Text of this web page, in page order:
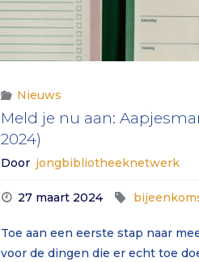
inclusie:
workshop
op
4
Nieuws
Meld je nu aan:
2024)
Door jongbibliotheeknetwerk
27 maart 2024
Toe aan een eerste stap naar
voor de dingen die er echt toe